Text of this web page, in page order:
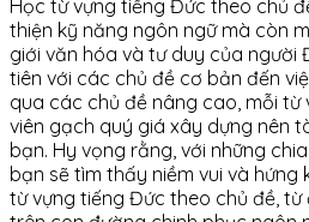
Học từ vựng tiếng Đức theo chủ
thiện kỹ năng ngôn ngữ mà còn
giới văn hóa và tư duy của người
tiên với các chủ đề cơ bản đến
qua các chủ đề nâng cao, mỗi từ
viên gạch quý giá xây dựng nên
bạn. Hy vọng rằng, với những
bạn sẽ tìm thấy niềm vui và
từ vựng tiếng Đức theo chủ đề,